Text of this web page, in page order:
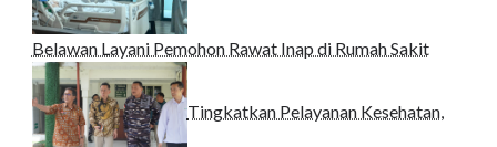
Belawan Layani Pemohon Rawat Inap di Rumah Sakit
Tingkatkan Pelayanan Kesehatan,